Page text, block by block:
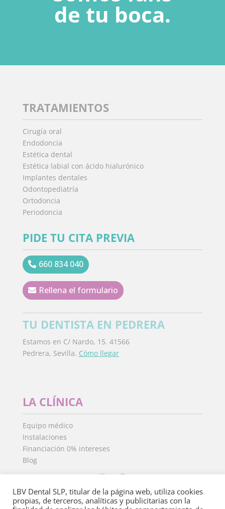
de tu boca.
TRATAMIENTOS
Cirugía oral
Endodoncia
Estética dental
Estética labial con ácido hialurónico
Implantes dentales
Odontopediatría
Ortodoncia
Periodoncia
PIDE TU CITA PREVIA
660 834 040
Rellena el formulario
TU DENTISTA EN PEDRERA
Estamos en C/ Nardo, 15. 41566
Pedrera, Sevilla. Cómo llegar
LA CLÍNICA
Equipo médico
Instalaciones
Financiación 0% intereses
Blog
LBV Dental SLP, titular de la página web, utiliza cookies
propias, de terceros, analíticas y publicitarias con la